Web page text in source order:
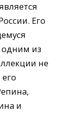
Его
одним из
не
и